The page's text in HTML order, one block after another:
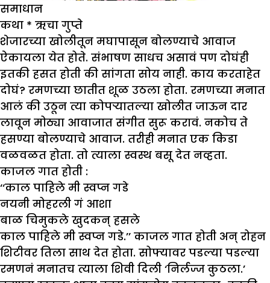
समाधान
कथा * ऋचा गुप्ते
शेजारच्या खोलीतून मघापासून बोलण्याचे आवाज
ऐकायला येत होते. संभाषण साधच असावं पण दोघंही
इतकी हसत होती की सांगता सोय नाही. काय करताहेत
दोघं? रमणच्या छातीत शूळ उठला होता. रमणच्या मनात
आलं की उठून त्या कोपऱ्यातल्या खोलीत जाऊन दार
लावून मोठ्या आवाजात संगीत सुरू करावं. नकोच ते
हसण्या बोलण्याचे आवाज. तरीही मनात एक किडा
वळवळत होता. तो त्याला स्वस्थ बसू देत नव्हता.
काजल गात होती :
‘‘काल पाहिले मी स्वप्न गडे
नयनी मोहरली गं आशा
बाळ चिमुकले खुदकन् हसले
काल पाहिले मी स्वप्न गडे.’’ काजल गात होती अन् रोहन
शिटीवर तिला साथ देत होता. सोफ्यावर पडल्या पडल्या
रमणनं मनातच त्याला शिवी दिली ‘निर्लज्ज कुठला.’